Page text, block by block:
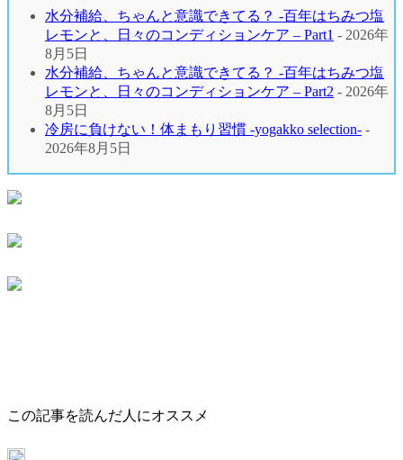
⽔分補給、ちゃんと意識できてる？ -百年はちみつ塩
レモンと、⽇々のコンディションケア – Part1 - 2026年
8月5日
⽔分補給、ちゃんと意識できてる？ -百年はちみつ塩
レモンと、⽇々のコンディションケア – Part2 - 2026年
8月5日
冷房に負けない！体まもり習慣 -yogakko selection- -
2026年8月5日
この記事を読んだ人にオススメ